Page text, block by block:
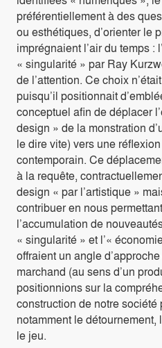
préférentiellement à des
ou esthétiques, d’orienter le
imprégnaient l’air du temps :
« singularité » par Ray
de l’attention. Ce choix
puisqu’il positionnait
conceptuel afin de déplacer
design » de la monstration
le dire vite) vers une
contemporain. Ce
à la requête,
design « par l’artistique »
contribuer en nous
l’accumulation de
« singularité » et l’«
offraient un angle
marchand (au sens d’un
positionnions sur la
construction de notre
notamment le détournement,
le jeu.